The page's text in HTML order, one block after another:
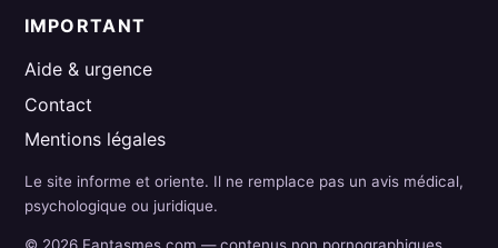
IMPORTANT
Aide & urgence
Contact
Mentions légales
Le site informe et oriente. Il ne remplace pas un avis médical,
psychologique ou juridique.